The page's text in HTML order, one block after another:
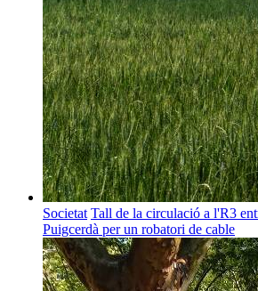
Societat Tall de la circulació a l'R3
Puigcerdà per un robatori de cable